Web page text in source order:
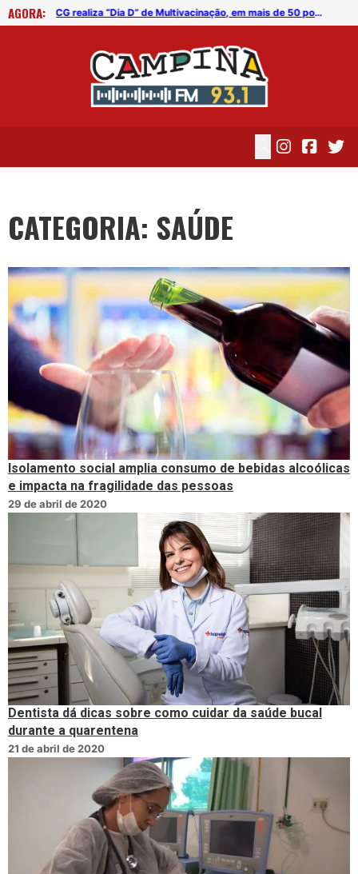
AGORA:
Coordenadoria da Mulher de CG lança cartilha com direitos das mulheres diagnosticadas com câncer de mama CG realiza “Dia D” de Multivacinação, em mais de 50 pontos, neste sábado
CATEGORIA: SAÚDE
Isolamento social amplia consumo de bebidas alcoólicas
e impacta na fragilidade das pessoas
29 de abril de 2020
Dentista dá dicas sobre como cuidar da saúde bucal
durante a quarentena
21 de abril de 2020